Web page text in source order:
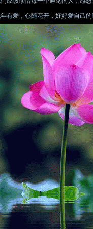
有爱，心随花开，好好爱自己